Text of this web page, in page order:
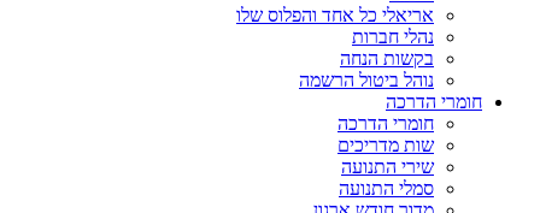
אריאלי כל אחד והפלוס שלו
נהלי חברות
בקשות הנחה
נוהל ביטול הרשמה
חומרי הדרכה
חומרי הדרכה
שות מדריכים
שירי התנועה
סמלי התנועה